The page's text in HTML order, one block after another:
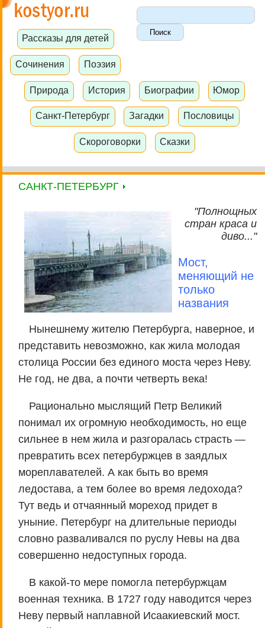
Рассказы для детей
Сочинения Поэзия
Природа История Биографии Юмор
Санкт-Петербург Загадки Пословицы
Скороговорки Сказки
САНКТ-ПЕТЕРБУРГ
"Полнощных
стран краса и
диво..."
Мост,
меняющий не
только
названия
Нынешнему жителю Петербурга, наверное, и
представить невозможно, как жила молодая
столица России без единого моста через Неву.
Не год, не два, а почти четверть века!
Рационально мыслящий Петр Великий
понимал их огромную необходимость, но еще
сильнее в нем жила и разгоралась страсть —
превратить всех петербуржцев в заядлых
мореплавателей. А как быть во время
ледостава, а тем более во время ледохода?
Тут ведь и отчаянный мореход придет в
уныние. Петербург на длительные периоды
словно разваливался по руслу Невы на два
совершенно недоступных города.
В какой-то мере помогла петербуржцам
военная техника. В 1727 году наводится через
Неву первый наплавной Исаакиевский мост.